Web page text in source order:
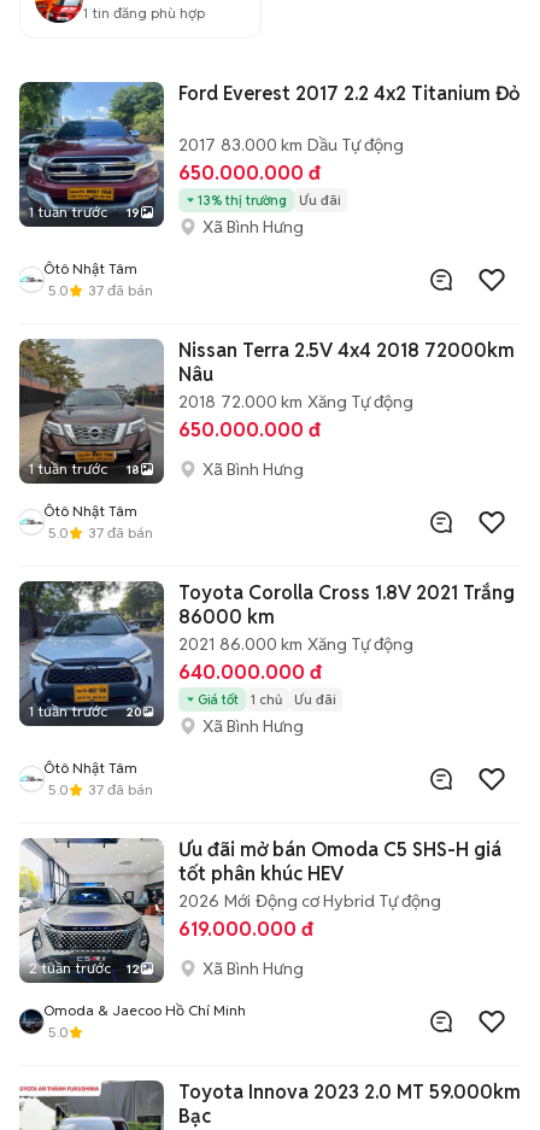
1 tin đăng phù hợp
1 tuần trước 19
Ford Everest 2017 2.2 4x2 Titanium Đỏ
2017 83.000 km Dầu Tự động
650.000.000 đ
13% thị trường Ưu đãi
Xã Bình Hưng
Ôtô Nhật Tâm
5.0
37 đã bán
1 tuần trước 18
Nissan Terra 2.5V 4x4 2018 72000km
Nâu
2018 72.000 km Xăng Tự động
650.000.000 đ
Xã Bình Hưng
Ôtô Nhật Tâm
5.0
37 đã bán
1 tuần trước 20
Toyota Corolla Cross 1.8V 2021 Trắng
86000 km
2021 86.000 km Xăng Tự động
640.000.000 đ
Giá tốt 1 chủ Ưu đãi
Xã Bình Hưng
Ôtô Nhật Tâm
5.0
37 đã bán
2 tuần trước 12
Ưu đãi mở bán Omoda C5 SHS-H giá
tốt phân khúc HEV
2026 Mới Động cơ Hybrid Tự động
619.000.000 đ
Xã Bình Hưng
Omoda & Jaecoo Hồ Chí Minh
5.0
Toyota Innova 2023 2.0 MT 59.000km
Bạc